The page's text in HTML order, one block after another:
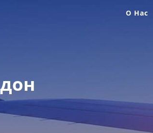
О Нас